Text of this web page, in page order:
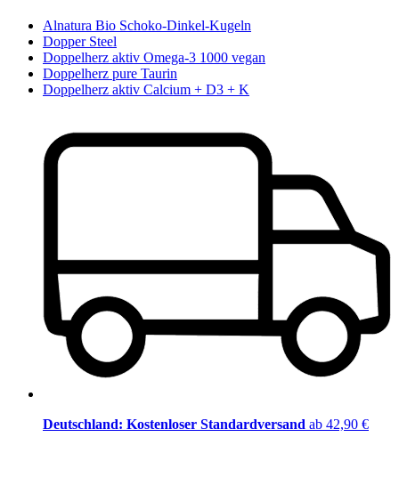
Alnatura Bio Schoko-Dinkel-Kugeln
Dopper Steel
Doppelherz aktiv Omega-3 1000 vegan
Doppelherz pure Taurin
Doppelherz aktiv Calcium + D3 + K
Deutschland: Kostenloser Standardversand ab 42,90 €